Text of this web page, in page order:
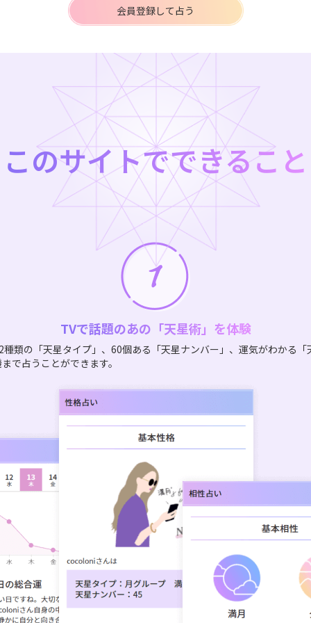
会員登録して占う
このサイトでできること
TVで話題のあの「天星術」を体験
類の「天星タイプ」、60個ある「天星ナンバー」、運気がわかる「
で占うことができます。